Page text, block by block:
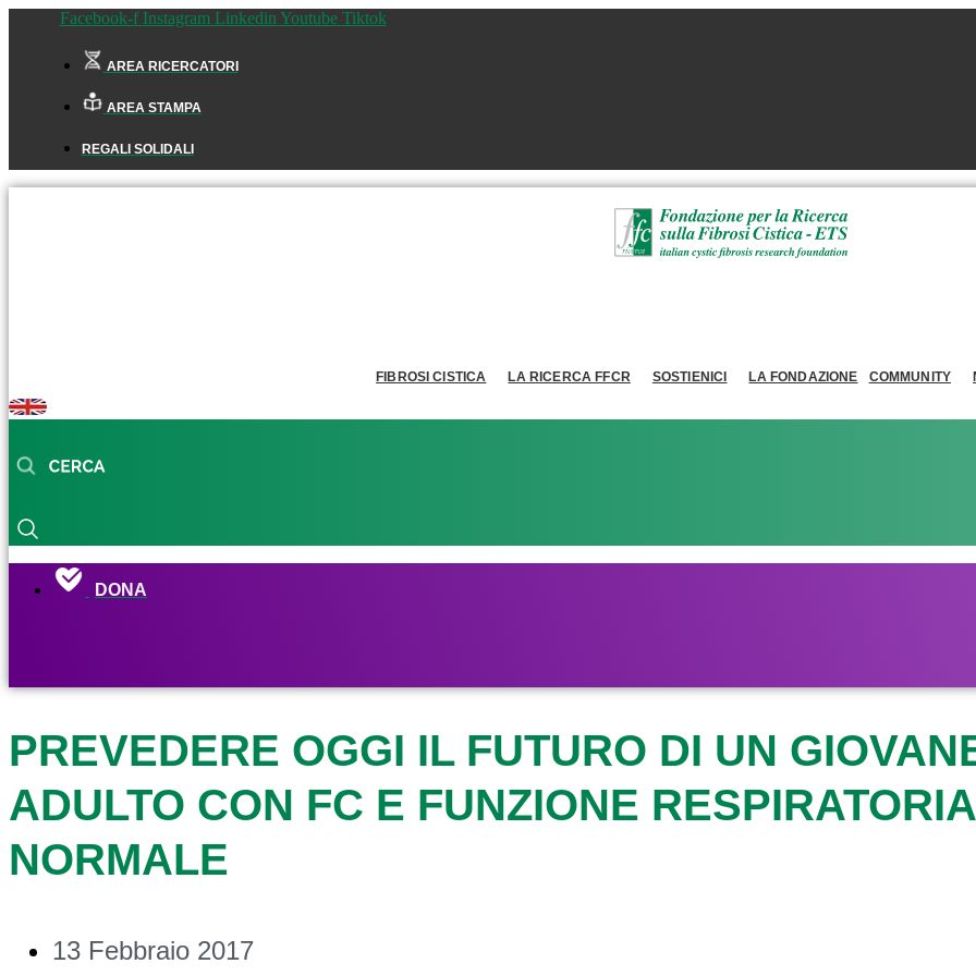
Facebook-f Instagram Linkedin Youtube Tiktok
AREA RICERCATORI
AREA STAMPA
REGALI SOLIDALI
FIBROSI CISTICA LA RICERCA FFCR SOSTIENICI LA FONDAZIONE COMMUNITY
DONA
PREVEDERE OGGI IL FUTURO DI UN
ADULTO CON FC E FUNZIONE RESPIRATORIA
NORMALE
13 Febbraio 2017